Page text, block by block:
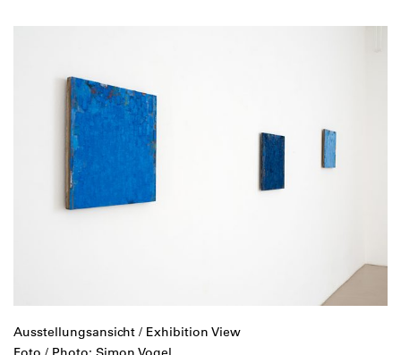
Ausstellungsansicht / Exhibition View